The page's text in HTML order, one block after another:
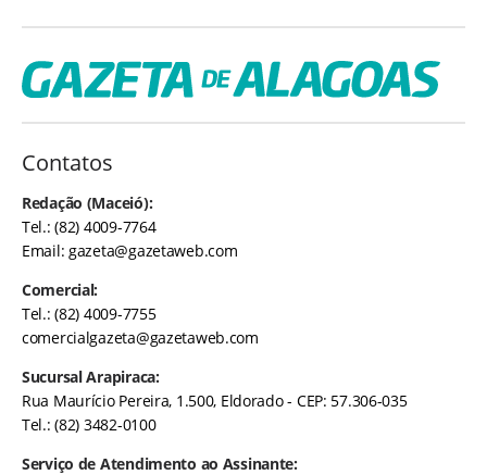
Contatos
Redação (Maceió):
Tel.: (82) 4009-7764
Email:gazeta@gazetaweb.com
Comercial:
Tel.: (82) 4009-7755
comercialgazeta@gazetaweb.com
Sucursal Arapiraca:
Rua Maurício Pereira, 1.500, Eldorado - CEP: 57.306-035
Tel.: (82) 3482-0100
Serviço de Atendimento ao Assinante: